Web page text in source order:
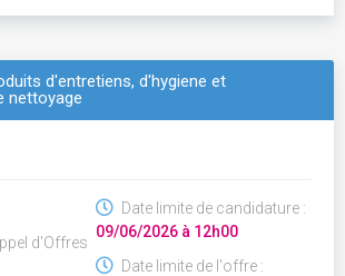
d'entretiens, d'hygiene et
nettoyage
d'Offres
Date limite de candidature :
09/06/2026 à 12h00
Date limite de l'offre :